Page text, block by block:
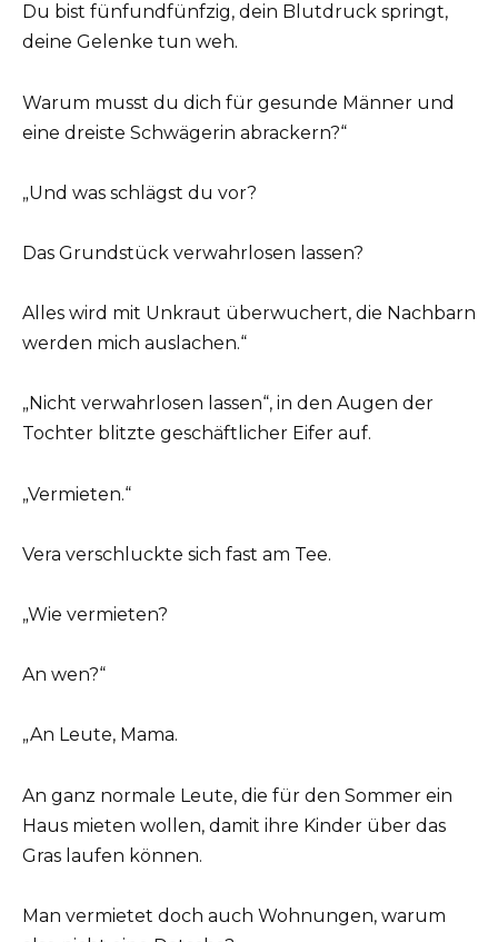
Du bist fünfundfünfzig, dein Blutdruck springt,
deine Gelenke tun weh.
Warum musst du dich für gesunde Männer und
eine dreiste Schwägerin abrackern?“
„Und was schlägst du vor?
Das Grundstück verwahrlosen lassen?
Alles wird mit Unkraut überwuchert, die Nachbarn
werden mich auslachen.“
„Nicht verwahrlosen lassen“, in den Augen der
Tochter blitzte geschäftlicher Eifer auf.
„Vermieten.“
Vera verschluckte sich fast am Tee.
„Wie vermieten?
An wen?“
„An Leute, Mama.
An ganz normale Leute, die für den Sommer ein
Haus mieten wollen, damit ihre Kinder über das
Gras laufen können.
Man vermietet doch auch Wohnungen, warum